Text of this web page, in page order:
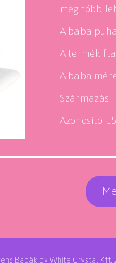
még több
A baba
A termék
A baba
Származási
Azonosító:
Babák by White Crystal Kft.